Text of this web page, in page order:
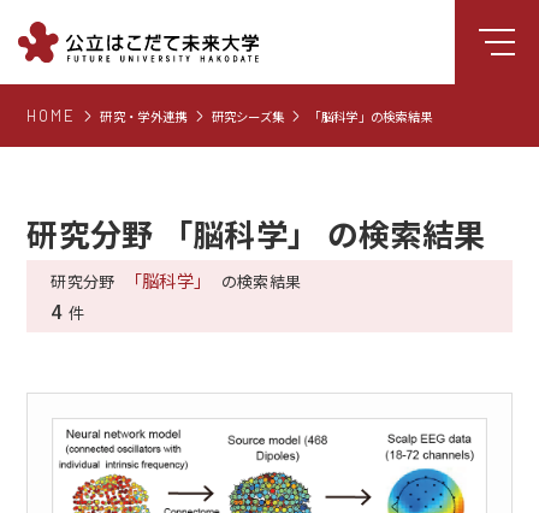
大学について
大学院
学生生活
図書館
受験生向け情報
HOME 研究・学外連携 研究シーズ集 「脳科学」の検索結果
研究分野 「脳科学」 の検索結果
研究分野 「脳科学」 の検索結果
4 件